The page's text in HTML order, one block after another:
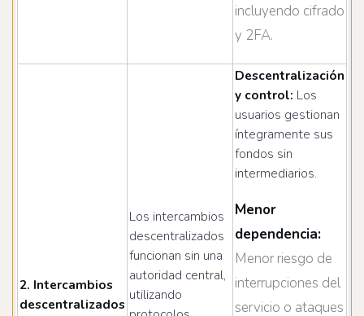
incluyendo cifrado
y 2FA.
2. Intercambios
descentralizados
Los intercambios
descentralizados
funcionan sin una
autoridad central,
utilizando
Descentralización
y control: Los
usuarios gestionan
íntegramente sus
fondos sin
intermediarios.
Menor
dependencia:
Menor riesgo de
interrupciones del
servicio o ataques